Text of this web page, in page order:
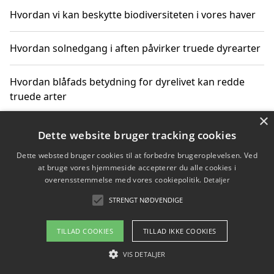
Hvordan vi kan beskytte biodiversiteten i vores haver
Hvordan solnedgang i aften påvirker truede dyrearter
Hvordan blåfads betydning for dyrelivet kan redde
truede arter
Hvordan kan gaver til unge voksne støtte bevarelsen
Copyright 2026 - Pilanto Aps
Om / kontakt
Blog Betingelser
×
Dette website bruger tracking cookies
Dette websted bruger cookies til at forbedre brugeroplevelsen. Ved
at bruge vores hjemmeside accepterer du alle cookies i
overensstemmelse med vores cookiepolitik. Detaljer
STRENGT NØDVENDIGE
TILLAD COOKIES TILLAD IKKE COOKIES
VIS DETALJER